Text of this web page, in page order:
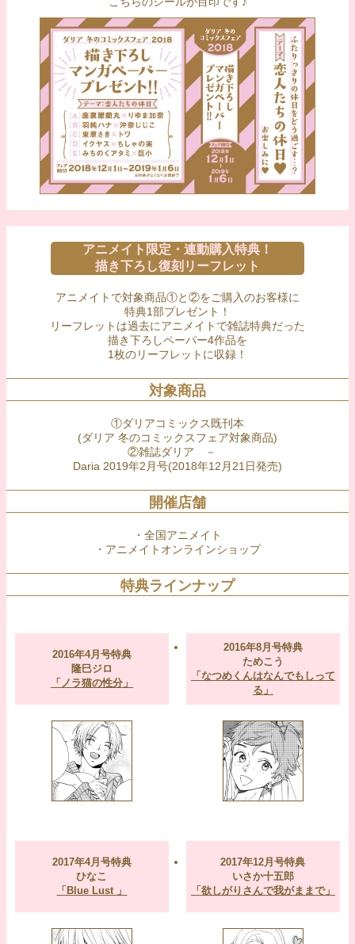
アニメイト限定・連動購入特典！
描き下ろし復刻リーフレット
アニメイトで対象商品①と②をご購入のお客様に
特典1部プレゼント！
リーフレットは過去にアニメイトで雑誌特典だった
描き下ろしペーパー4作品を
1枚のリーフレットに収録！
対象商品
①ダリアコミックス既刊本
(ダリア 冬のコミックスフェア対象商品)
②雑誌ダリア －
Daria 2019年2月号(2018年12月21日発売)
開催店舗
・全国アニメイト
・アニメイトオンラインショップ
特典ラインナップ
2016年4月号特典
隆巳ジロ
「ノラ猫の性分」
2016年8月号特典
ためこう
「なつめくんはなんでもしって
る」
2017年4月号特典
ひなこ
「Blue Lust 」
2017年12月号特典
いさか十五郎
「欲しがりさんで我がままで」